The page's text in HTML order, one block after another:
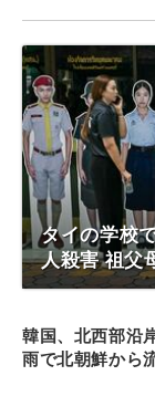
タイの学校
人殺害 祖父
韓国、北西部沿
雨で北朝鮮から